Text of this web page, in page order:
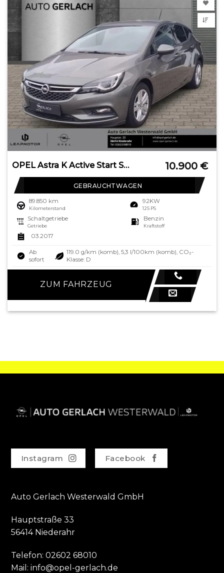
OPEL Astra K Active Start Stop Apple CarPlay Android 10.900 €
GEBRAUCHTWAGEN
89.850 km
Kilometerstand
92KW
125 PS
Schaltgetriebe
Getriebe
Benzin
Kraftstoff
03.2017
Ab
sofort
119.0 g/km (komb), 5,3 l/100km (komb), CO₂-
Klasse: D
ZUM FAHRZEUG
Instagram Facebook
Auto Gerlach Westerwald GmbH
Hauptstraße 33
56414 Niederahr
Telefon:02602 68010
Mail: info@opel-gerlach.de